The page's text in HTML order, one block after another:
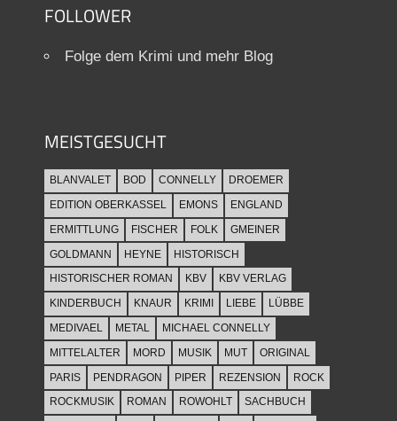
FOLLOWER
Folge dem Krimi und mehr Blog
MEISTGESUCHT
BLANVALET BOD CONNELLY
DROEMER
EDITION OBERKASSEL
EMONS
ENGLAND
ERMITTLUNG
FISCHER FOLK
GMEINER
GOLDMANN
HEYNE
HISTORISCH
HISTORISCHER ROMAN
KBV
KBV VERLAG
KINDERBUCH
KNAUR KRIMI LIEBE
LÜBBE
MEDIVAEL
METAL
MICHAEL CONNELLY
MITTELALTER
MORD MUSIK MUT
ORIGINAL
PARIS
PENDRAGON PIPER REZENSION
ROCK
ROCKMUSIK
ROMAN ROWOHLT
SACHBUCH